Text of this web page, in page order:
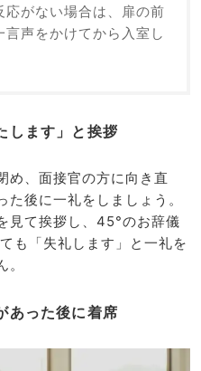
がない場合は、扉の前
声をかけてから入室し
します」と挨拶
め、面接官の方に向き直
後に一礼をしましょう。
見て挨拶し、45°のお辞儀
も「失礼します」と一礼を
あった後に着席